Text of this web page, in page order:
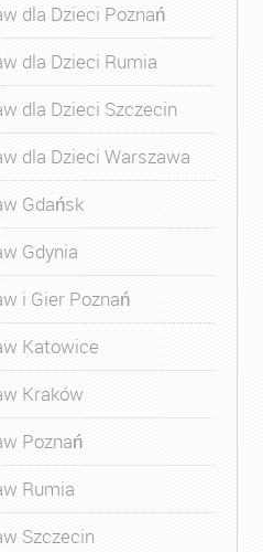
dla Dzieci Poznań
dla Dzieci Rumia
dla Dzieci Szczecin
dla Dzieci Warszawa
Gdańsk
Gdynia
i Gier Poznań
Katowice
Kraków
Poznań
Rumia
Szczecin